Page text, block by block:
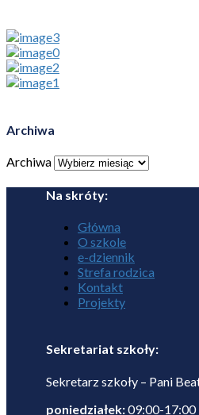
Archiwa
Archiwa
Na skróty:
Główna
O szkole
e-dziennik
Strefa rodzica
Kontakt
Projekty
Sekretariat szkoły:
Sekretarz szkoły – Pani
poniedziałek:09:00-17:00